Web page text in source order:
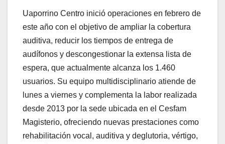
Uaporrino Centro inició operaciones en febrero de
este año con el objetivo de ampliar la cobertura
auditiva, reducir los tiempos de entrega de
audífonos y descongestionar la extensa lista de
espera, que actualmente alcanza los 1.460
usuarios. Su equipo multidisciplinario atiende de
lunes a viernes y complementa la labor realizada
desde 2013 por la sede ubicada en el Cesfam
Magisterio, ofreciendo nuevas prestaciones como
rehabilitación vocal, auditiva y deglutoria, vértigo,